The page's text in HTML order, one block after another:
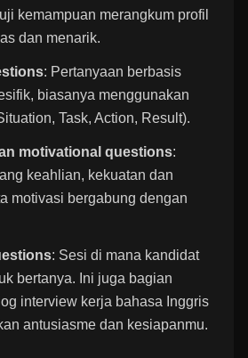
kemampuan merangkum profil
dan menarik.
: Pertanyaan berbasis
biasanya menggunakan
Task, Action, Result).
motivational questions:
keahlian, kekuatan dan
motivasi bergabung dengan
: Sesi di mana kandidat
bertanya. Ini juga bagian
interview kerja bahasa Inggris
antusiasme dan kesiapanmu.